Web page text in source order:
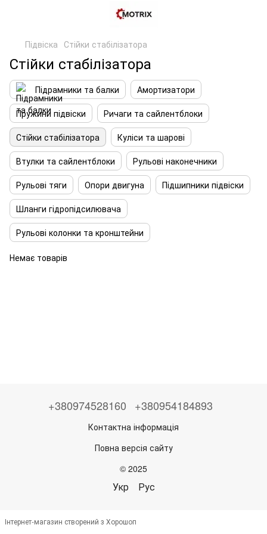
Підвіска Стійки стабілізатора
Стійки стабілізатора
Підрамники та балки
Амортизатори
Пружини підвіски
Ричаги та сайлентблоки
Стійки стабілізатора
Куліси та шарові
Втулки та сайлентблоки
Рульові наконечники
Рульові тяги
Опори двигуна
Підшипники підвіски
Шланги гідропідсилювача
Рульові колонки та кронштейни
Немає товарів
+380974528160 +380954184893
Контактна інформація
Повна версія сайту
© 2025
Укр Рус
Інтернет-магазин створений з Хорошоп